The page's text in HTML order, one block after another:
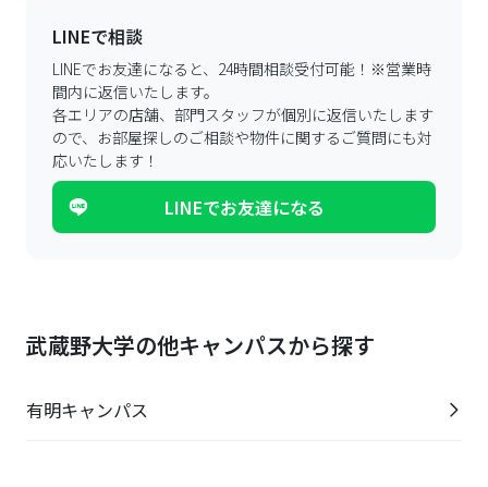
LINEで相談
LINEでお友達になると、24時間相談受付可能！ ※営業時
間内に返信いたします。
各エリアの店舗、部門スタッフが個別に返信いたします
ので、 お部屋探しのご相談や物件に関するご質問にも対
応いたします！
LINEでお友達になる
武蔵野大学の他キャンパスから探す
有明キャンパス